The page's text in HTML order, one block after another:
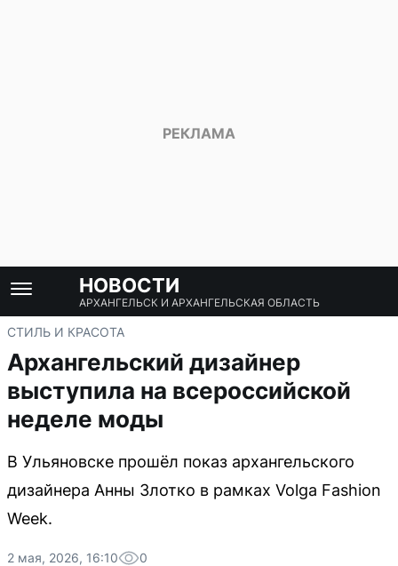
НОВОСТИ
АРХАНГЕЛЬСК И АРХАНГЕЛЬСКАЯ ОБЛАСТЬ
СТИЛЬ И КРАСОТА
Архангельский дизайнер
выступила на всероссийской
неделе моды
В Ульяновске прошёл показ архангельского
дизайнера Анны Злотко в рамках Volga Fashion
Week.
2 мая, 2026, 16:10 0